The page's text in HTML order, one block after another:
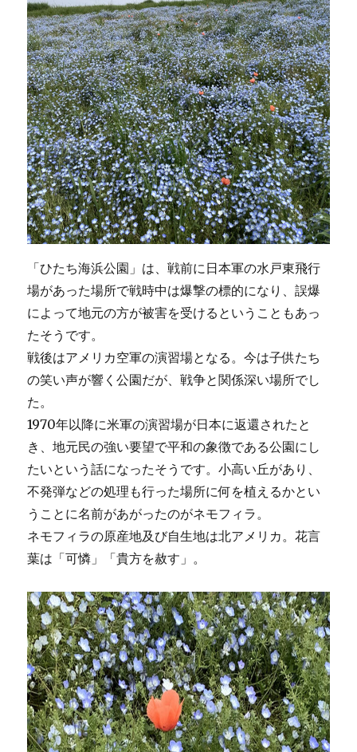
「ひたち海浜公園」は、戦前に日本軍の水戸東飛行
場があった場所で戦時中は爆撃の標的になり、誤爆
によって地元の方が被害を受けるということもあっ
たそうです。
戦後はアメリカ空軍の演習場となる。今は子供たち
の笑い声が響く公園だが、戦争と関係深い場所でし
た。
1970年以降に米軍の演習場が日本に返還されたと
き、地元民の強い要望で平和の象徴である公園にし
たいという話になったそうです。小高い丘があり、
不発弾などの処理も行った場所に何を植えるかとい
うことに名前があがったのがネモフィラ。
ネモフィラの原産地及び自生地は北アメリカ。花言
葉は「可憐」「貴方を赦す」。